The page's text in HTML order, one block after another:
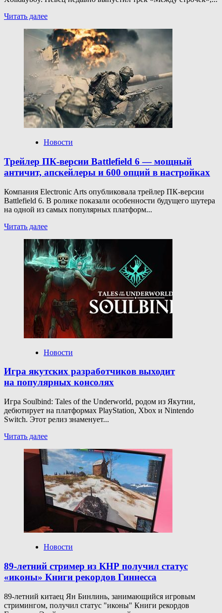
Читать далееПрочитать
о
Юрист
Рудакова
рассказала,
что
грозит
Xolidayboy
за плагиат
музыки
к игре
«Экспедиция
Новости
Трейлер ПК-версии Battlefield 6 — мощный
античит, апскейлеры и 600 опций в настройках
Компания Electronic Arts опубликовала трейлер ПК-версии
Battlefield 6. В ролике показали особенности будущего шутера
на одной из самых популярных платформ...
Читать далееПрочитать
о
Трейлер
ПК-
версии
Battlefield
6 — мощный
античит,
апскейлеры
и 600
опций
в настройках
Новости
Игра якутских разработчиков выходит
на популярных консолях
Игра Soulbind: Tales of the Underworld, родом из Якутии,
дебютирует на платформах PlayStation, Xbox и Nintendo
Switch. Этот релиз знаменует...
Читать далееПрочитать
о
Игра
якутских
разработчиков
выходит
на популярных
консолях
Новости
89-летний стример из КНР получил статус
«иконы» Книги рекордов Гиннесса
89-летний китаец Ян Бинлинь, занимающийся игровым
стримингом, получил статус "иконы" Книги рекордов